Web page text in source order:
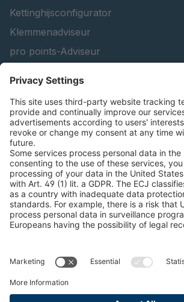
Kettinghijsconfigurator
Klemmenadviseur
pro points-Adviseur
Lifting Beam Configurator
Find Forestry Products
Catalogi
JURIDISCHE INFORMATIE
Certificaten
Overeenkomst inhoudsopgave
Algemene voorwaarden
Verklaring gegevensbescherming